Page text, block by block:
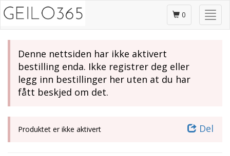
Gå
til
Skjul
/
0
Denne nettsiden har ikke aktivert
bestilling enda. Ikke registrer deg eller
legg inn bestillinger her uten at du har
fått beskjed om det.
Del
Produktet er ikke aktivert